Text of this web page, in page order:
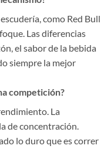
como Red Bull
Las diferencias
el sabor de la bebida
siempre la mejor
competición?
La
de concentración.
lo duro que es correr